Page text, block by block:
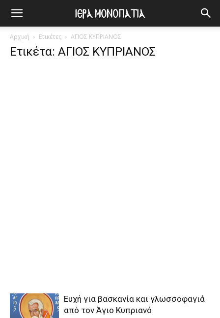
Αρχική Ετικέτες ΑΓΙΟΣ ΚΥΠΡΙΑΝΟΣ
Ετικέτα: ΑΓΙΟΣ ΚΥΠΡΙΑΝΟΣ
Ευχή για βασκανία και γλωσσοφαγιά
από τον Άγιο Κυπριανό